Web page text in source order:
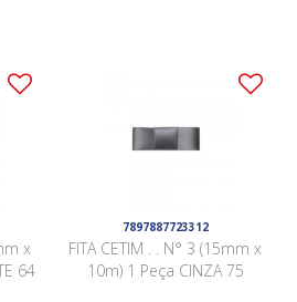
x
64
7897887723312
FITA CETIM . . N° 3 (15mm x
10m) 1 Peça CINZA 75